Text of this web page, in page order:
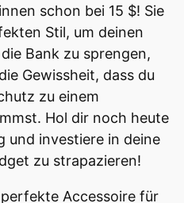
schon bei 15 $! Sie
Stil, um deinen
Bank zu sprengen,
Gewissheit, dass du
zu einem
Hol dir noch heute
und investiere in deine
zu strapazieren!
Accessoire für